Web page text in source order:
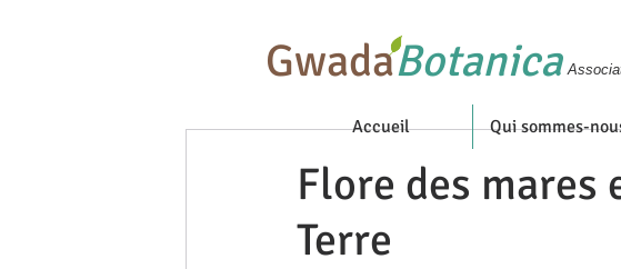
GwadaBotanica
Accueil Qui sommes-
Flore des mares
Terre